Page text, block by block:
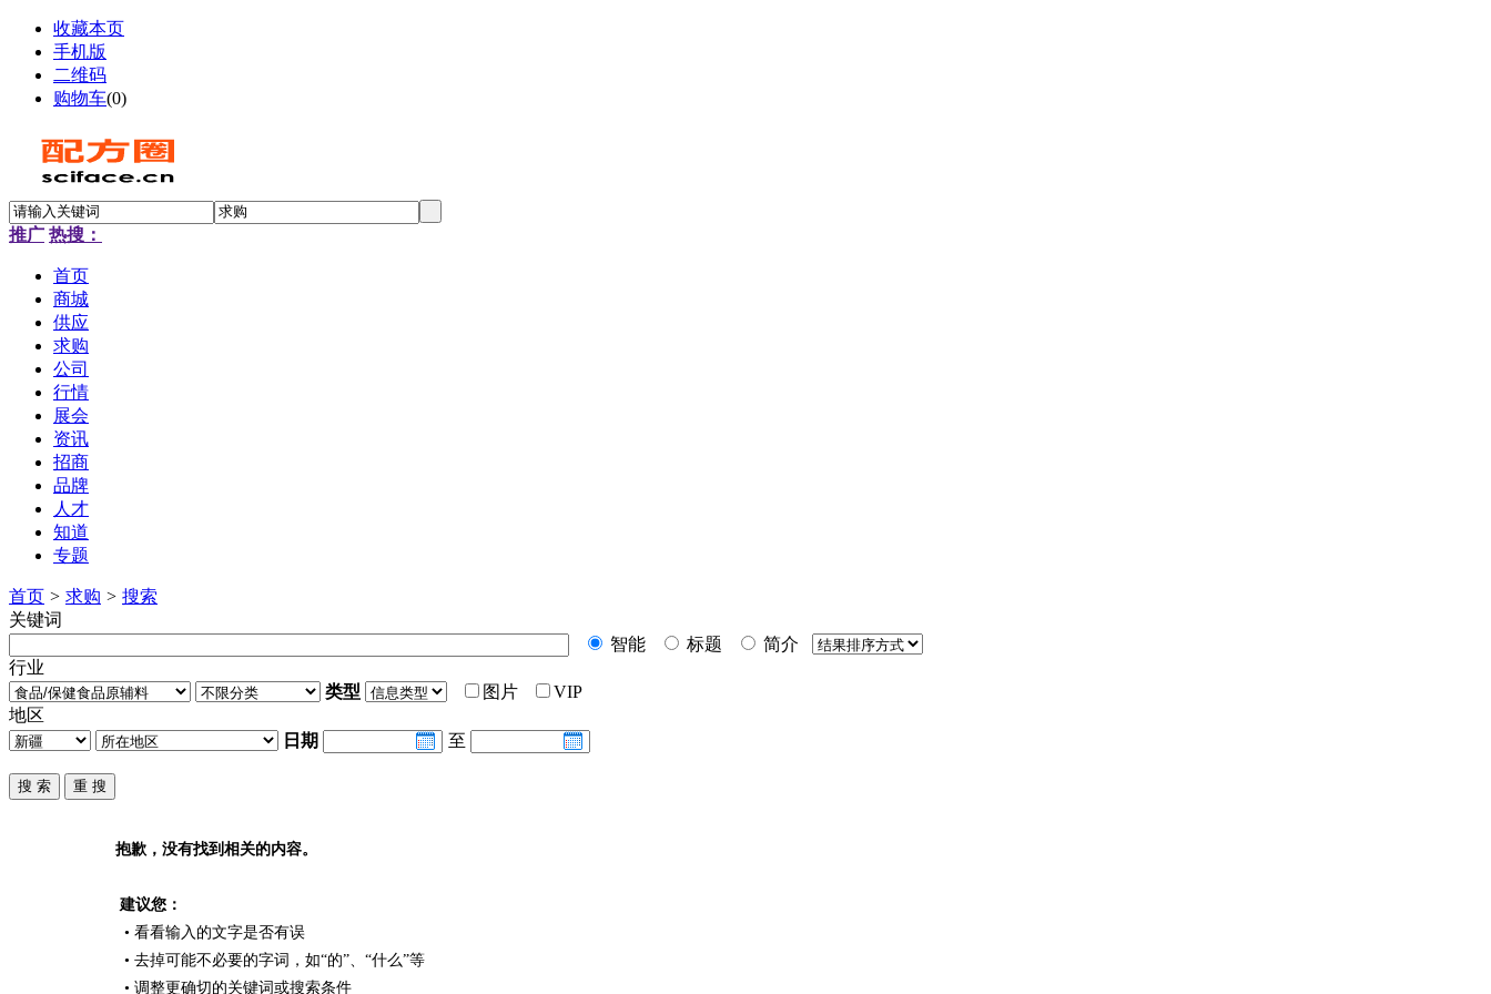
收藏本页
手机版
二维码
购物车(0)
推广 热搜：
首页
商城
供应
求购
公司
行情
展会
资讯
招商
品牌
人才
知道
专题
首页 > 求购 > 搜索
关键词
智能
标题
简介
行业
类型
图片
VIP
地区
日期
至
抱歉，没有找到相关的内容。
建议您：
• 看看输入的文字是否有误
• 去掉可能不必要的字词，如“的”、“什么”等
• 调整更确切的关键词或搜索条件